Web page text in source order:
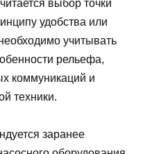
выбор точки
удобства или
учитывать
рельефа,
коммуникаций и
техники.
заранее